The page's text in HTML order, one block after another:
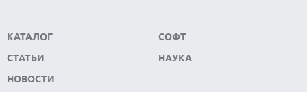
КАТАЛОГ
СТАТЬИ
НОВОСТИ
СОФТ
НАУКА